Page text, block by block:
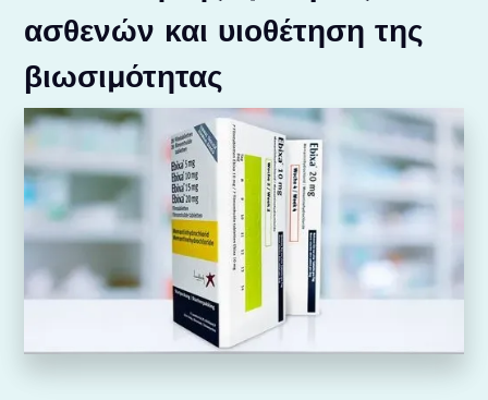
ασθενών και υιοθέτηση της
βιωσιμότητας